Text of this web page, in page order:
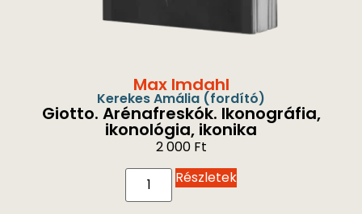
Max Imdahl
Kerekes Amália (fordító)
Giotto. Arénafreskók. Ikonográfia,
ikonológia, ikonika
2 000 Ft
Részletek